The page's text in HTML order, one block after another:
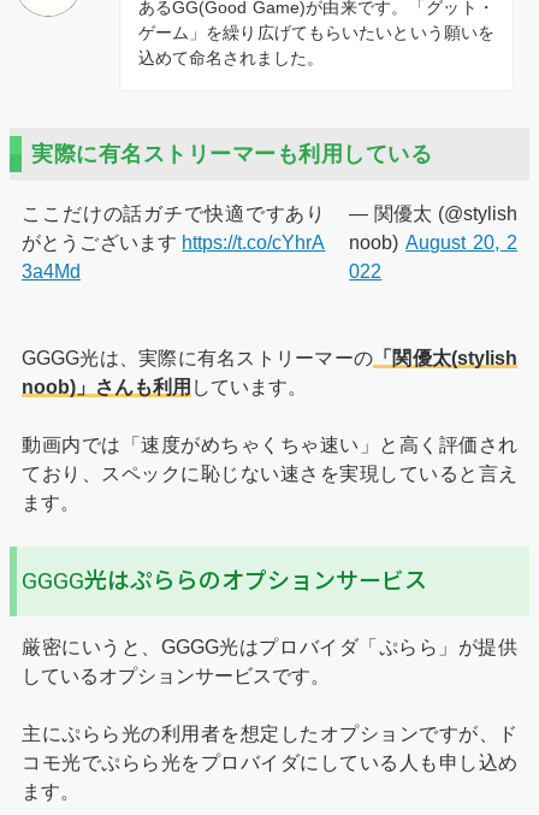
あるGG(Good Game)が由来です。「グット・
ゲーム」を繰り広げてもらいたいという願いを
込めて命名されました。
実際に有名ストリーマーも利用している
ここだけの話ガチで快適ですあり
がとうございます https://t.co/cYhrA
3a4Md
— 関優太 (@stylish
noob)August 20, 2
022
GGGG光は、実際に有名ストリーマーの 「関優太(stylish
noob)」さんも利用 しています。
動画内では「速度がめちゃくちゃ速い」と高く評価され
ており、スペックに恥じない速さを実現していると言え
ます。
GGGG光はぷららのオプションサービス
厳密にいうと、GGGG光はプロバイダ「ぷらら」が提供
しているオプションサービスです。
主にぷらら光の利用者を想定したオプションですが、ド
コモ光でぷらら光をプロバイダにしている人も申し込め
ます。